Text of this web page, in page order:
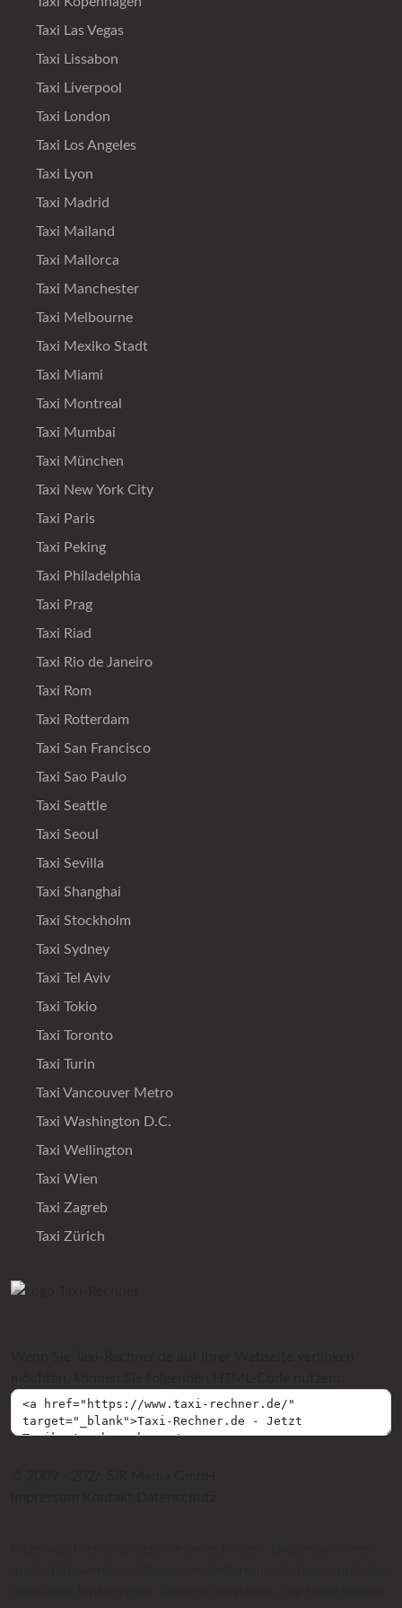
Taxi Las Vegas
Taxi Lissabon
Taxi Liverpool
Taxi London
Taxi Los Angeles
Taxi Lyon
Taxi Madrid
Taxi Mailand
Taxi Mallorca
Taxi Manchester
Taxi Melbourne
Taxi Mexiko Stadt
Taxi Miami
Taxi Montreal
Taxi Mumbai
Taxi München
Taxi New York City
Taxi Paris
Taxi Peking
Taxi Philadelphia
Taxi Prag
Taxi Riad
Taxi Rio de Janeiro
Taxi Rom
Taxi Rotterdam
Taxi San Francisco
Taxi Sao Paulo
Taxi Seattle
Taxi Seoul
Taxi Sevilla
Taxi Shanghai
Taxi Stockholm
Taxi Sydney
Taxi Tel Aviv
Taxi Tokio
Taxi Toronto
Taxi Turin
Taxi Vancouver Metro
Taxi Washington D.C.
Taxi Wellington
Taxi Wien
Taxi Zagreb
Taxi Zürich